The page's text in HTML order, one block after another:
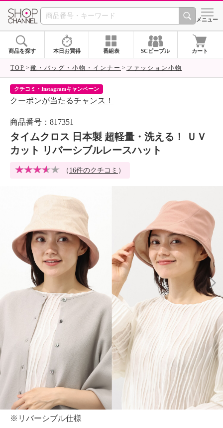
SHOP CHANNEL シメニュー
商品を探す 本日お買得 番組表 SCピープル カート
TOP 靴・バッグ・小物・インナー ファッション小物
クチコミ・Instagramキャンペーン
クーポンが当たるチャンス！
商品番号：817351
タイムクロス 日本製 超軽量・洗える！ ＵＶ
カット リバーシブルレースハット
（ 16件のクチコミ ）
※リバーシブル仕様